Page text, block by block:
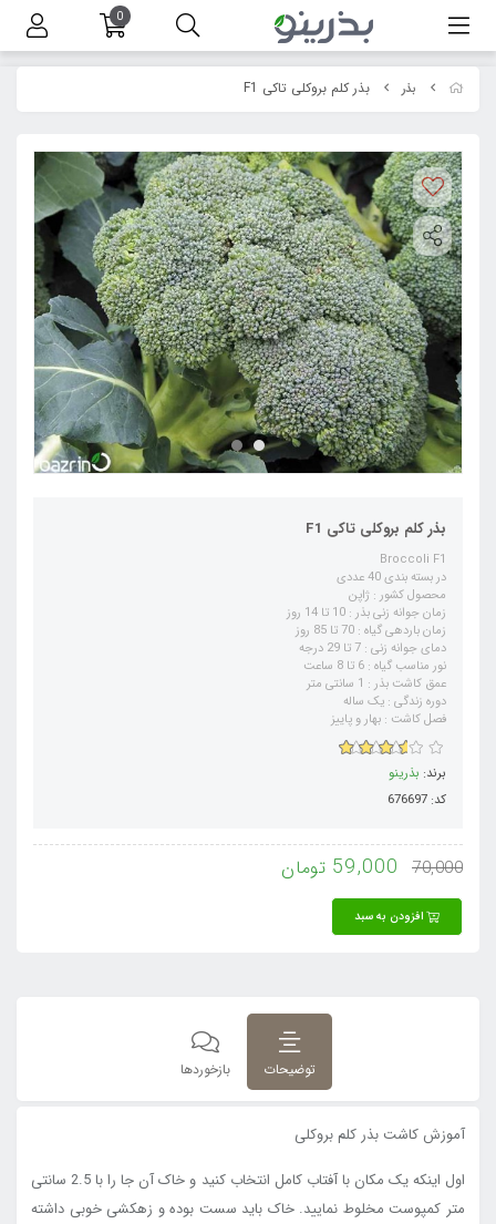
بذر بذر کلم بروکلی تاکی F1
بذر کلم بروکلی تاکی F1
Broccoli F1
در بسته بندی 40 عددی
محصول کشور : ژاپن
زمان جوانه زنی بذر : 10 تا 14 روز
زمان باردهی گیاه : 70 تا 85 روز
دمای جوانه زنی : 7 تا 29 درجه
نور مناسب گیاه : 6 تا 8 ساعت
عمق کاشت بذر : 1 سانتی متر
دوره زندگی : یک ساله
فصل کاشت : بهار و پاییز
برند: بذرینو
کد: 676697
70,000
59,000 تومان
افزودن به سبد
توضیحات بازخوردها
آموزش کاشت بذر کلم بروکلی
اول اینکه یک مکان با آفتاب کامل انتخاب کنید و خاک آن جا را با 2.5 سانتی
متر کمپوست مخلوط نمایید. خاک باید سست بوده و زهکشی خوبی داشته
0